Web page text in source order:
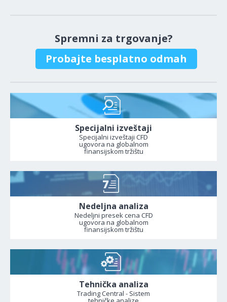
Spremni za trgovanje?
Probajte besplatno odmah
Specijalni izveštaji
Specijalni izveštaji CFD
ugovora na globalnom
finansijskom tržištu
Nedeljna analiza
Nedeljni presek cena CFD
ugovora na globalnom
finansijskom tržištu
Tehnička analiza
Trading Central - Sistem